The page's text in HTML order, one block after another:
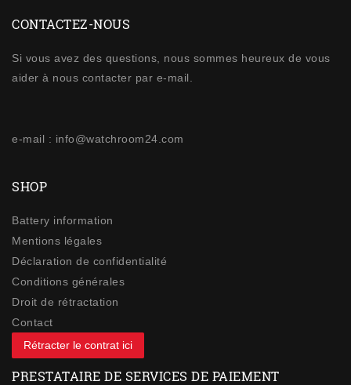
CONTACTEZ-NOUS
Si vous avez des questions, nous sommes heureux de vous
aider à nous contacter par e-mail.
e-mail : info@watchroom24.com
SHOP
Battery information
Mentions légales
Déclaration de confidentialité
Conditions générales
Droit de rétractation
Contact
Rétracter le contrat ici
PRESTATAIRE DE SERVICES DE PAIEMENT